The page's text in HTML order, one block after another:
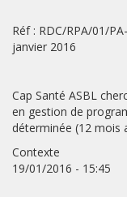
Réf : RDC/RPA/
janvier 2016
Cap Santé ASBL
en gestion de
déterminée (12 mois
Contexte
19/01/2016 - 15:45